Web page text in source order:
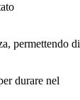
permettendo di
durare nel